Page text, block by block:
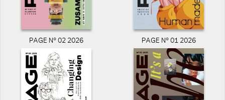
PAGE N° 02 2026 PAGE N° 01 2026